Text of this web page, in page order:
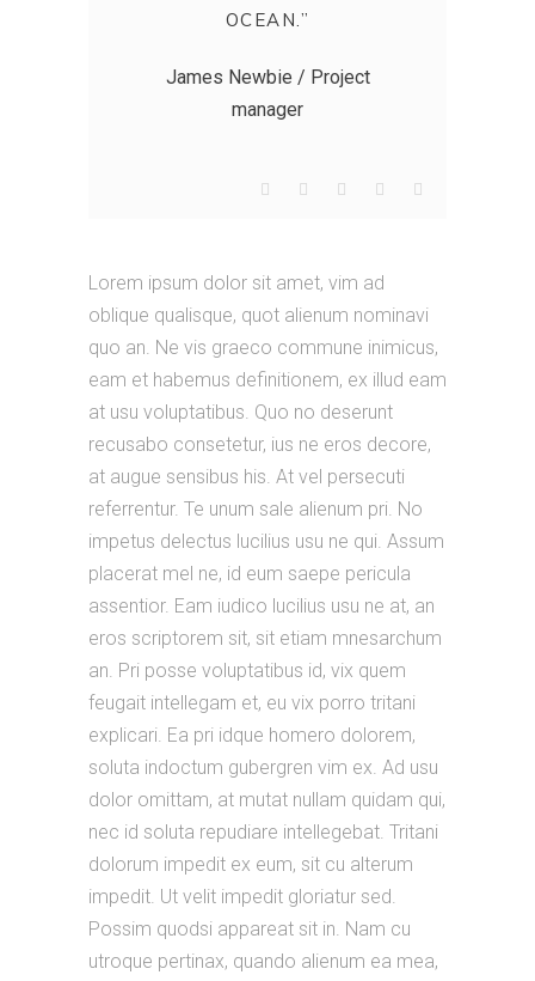
OCEAN.”
James Newbie / Project
manager
Lorem ipsum dolor sit amet, vim ad
oblique qualisque, quot alienum nominavi
quo an. Ne vis graeco commune inimicus,
eam et habemus definitionem, ex illud eam
at usu voluptatibus. Quo no deserunt
recusabo consetetur, ius ne eros decore,
at augue sensibus his. At vel persecuti
referrentur. Te unum sale alienum pri. No
impetus delectus lucilius usu ne qui. Assum
placerat mel ne, id eum saepe pericula
assentior. Eam iudico lucilius usu ne at, an
eros scriptorem sit, sit etiam mnesarchum
an. Pri posse voluptatibus id, vix quem
feugait intellegam et, eu vix porro tritani
explicari. Ea pri idque homero dolorem,
soluta indoctum gubergren vim ex. Ad usu
dolor omittam, at mutat nullam quidam qui,
nec id soluta repudiare intellegebat. Tritani
dolorum impedit ex eum, sit cu alterum
impedit. Ut velit impedit gloriatur sed.
Possim quodsi appareat sit in. Nam cu
utroque pertinax, quando alienum ea mea,